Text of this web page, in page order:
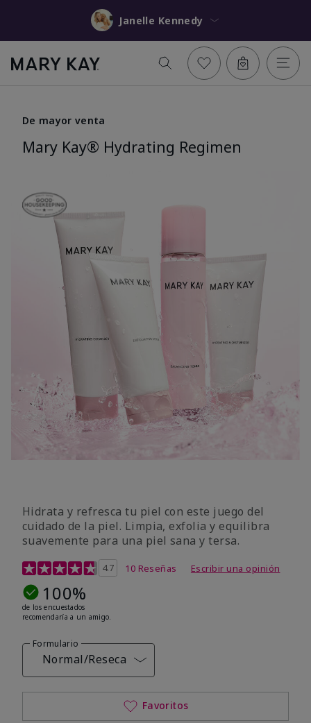
Janelle Kennedy
De mayor venta
Mary Kay® Hydrating Regimen
Hidrata y refresca tu piel con este juego del
cuidado de la piel. Limpia, exfolia y equilibra
suavemente para una piel sana y tersa.
Calificación de clientes de 5 de 5
4.7 10 Reseñas Escribir una opinión
100%
de los encuestados
recomendaría a un amigo.
Formulario
Normal/Reseca
Favoritos